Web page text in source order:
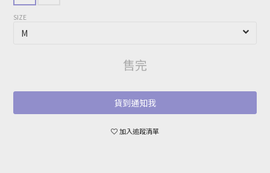
SIZE
售完
貨到通知我
加入追蹤清單